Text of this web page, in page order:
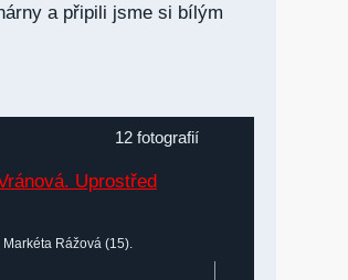
a připili jsme si bílým
12 fotografií
Rážová (15).